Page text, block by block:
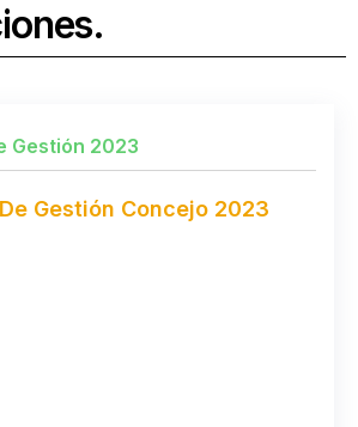
Gestión 2023
Gestión Concejo 2023